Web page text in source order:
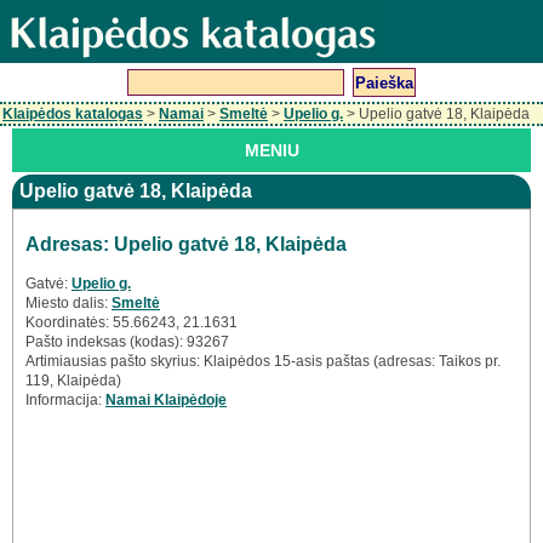
Klaipėdos katalogas > Namai > Smeltė > Upelio g. > Upelio gatvė 18, Klaipėda
MENIU
Upelio gatvė 18, Klaipėda
Adresas: Upelio gatvė 18, Klaipėda
Gatvė: Upelio g.
Miesto dalis: Smeltė
Koordinatės: 55.66243, 21.1631
Pašto indeksas (kodas): 93267
Artimiausias pašto skyrius: Klaipėdos 15-asis paštas (adresas: Taikos pr.
119, Klaipėda)
Informacija: Namai Klaipėdoje